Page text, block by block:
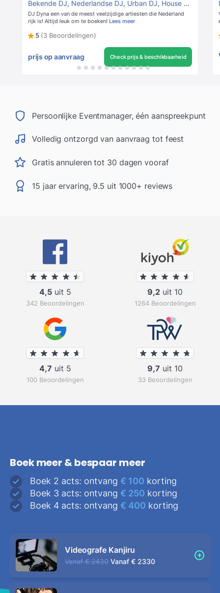
Bekende DJ, Nederlandse DJ, Urban DJ, House DJs
DJ Dyna een van de meest veelzijdige artiesten die Nederland
rijk is! Altijd leuk om te boeken! Lees meer
5 (3 Beoordelingen)
prijs op aanvraag Check prijs & beschikbaarheid
Persoonlijke Eventmanager, één aanspreekpunt
Volledig ontzorgd van aanvraag tot feest
Gratis annuleren tot 30 dagen vooraf
15 jaar ervaring, 9.5 uit 1000+ reviews
4,5uit 5
342 Beoordelingen
9,2 uit 10
1264 Beoordelingen
4,7 uit 5
100 Beoordelingen
9,7 uit 10
33 Beoordelingen
Boek meer & bespaar meer
Boek 2 acts: ontvang € 100 korting
Boek 3 acts: ontvang € 250 korting
Boek 4 acts: ontvang € 400 korting
Videografe Kanjiru
Vanaf € 2430 Vanaf € 2330